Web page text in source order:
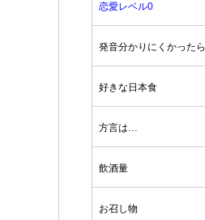
恋愛レベル0
発音分かりにくかったら
好きな日本食
方言は…
飲酒量
お召し物